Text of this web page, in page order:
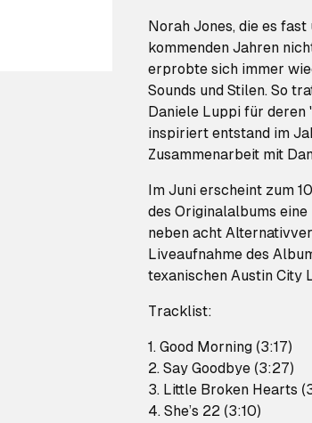
Norah Jones, die es
kommenden Jahren
erprobte sich immer
Sounds und Stilen. So
Daniele Luppi für deren
inspiriert entstand im
Zusammenarbeit mit
Im Juni erscheint zum
des Originalalbums
neben acht
Liveaufnahme des
texanischen Austin City
Tracklist:
1. Good Morning (3:17)
2. Say Goodbye (3:27)
3. Little Broken Hearts
4. She’s 22 (3:10)